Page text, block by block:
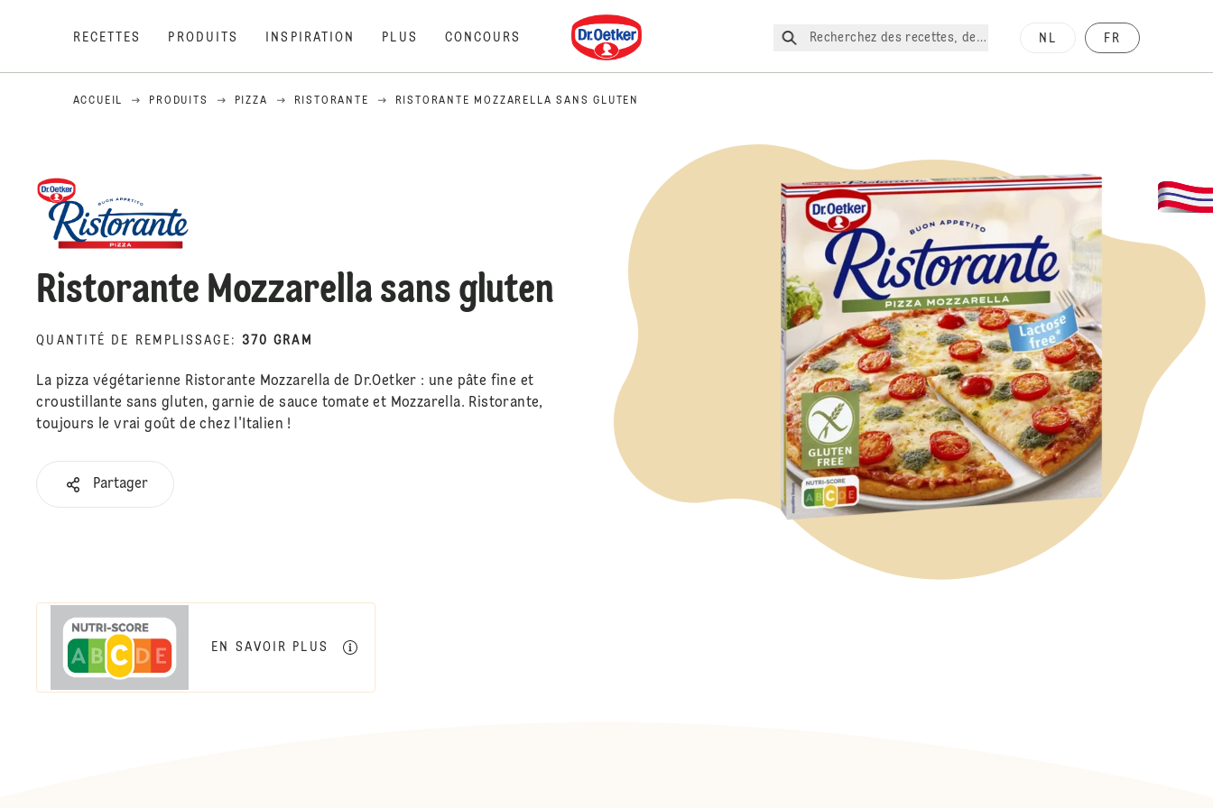
RECETTES PRODUITS INSPIRATION PLUS CONCOURS
Dr. Oetker
Recherchez des recettes, des produits, etc.
NL FR
ACCUEIL PRODUITS PIZZA RISTORANTE RISTORANTE MOZZARELLA SANS GLUTEN
Ristorante Mozzarella sans gluten
QUANTITÉ DE REMPLISSAGE : 370 GRAM
La pizza végétarienne Ristorante Mozzarella de Dr.Oetker : une pâte fine et
croustillante sans gluten, garnie de sauce tomate et Mozzarella. Ristorante,
toujours le vrai goût de chez l'Italien !
Partager
EN SAVOIR PLUS